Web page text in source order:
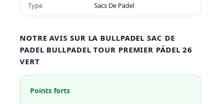
Type Sacs De Padel
NOTRE AVIS SUR LA BULLPADEL SAC DE
PADEL BULLPADEL TOUR PREMIER PÁDEL 26
VERT
Points forts